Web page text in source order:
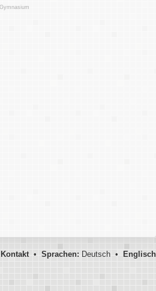
Kontakt• Sprachen:Deutsch • Englisch